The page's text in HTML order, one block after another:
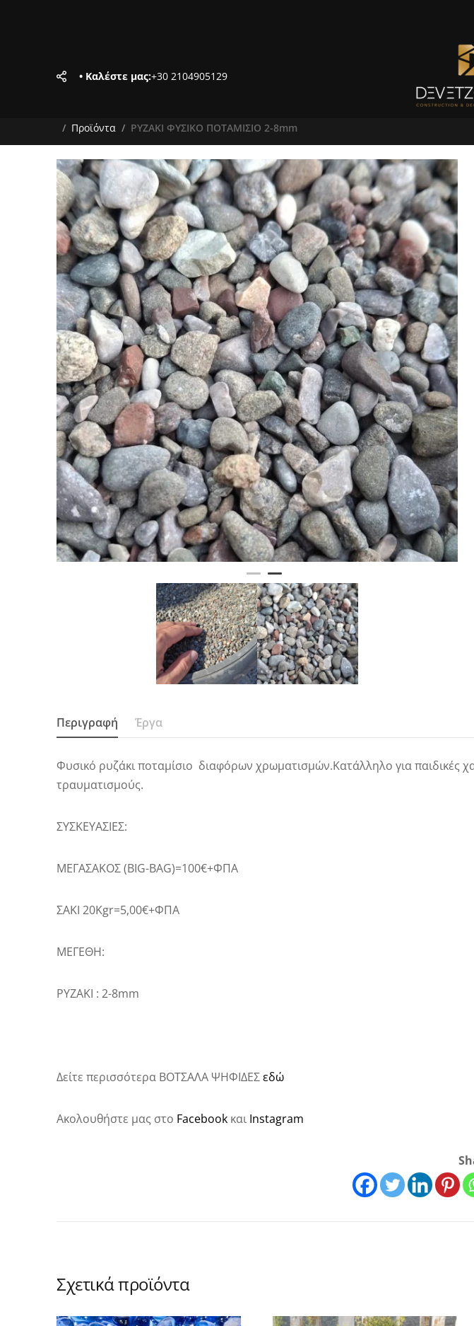
• Καλέστε μας:+30 2104905129
Προϊόντα ΡΥΖΑΚΙ ΦΥΣΙΚΟ ΠΟΤΑΜΙΣΙΟ 2-8mm
Περιγραφή Έργα
Φυσικό ρυζάκι ποταμίσιο διαφόρων χρωματισμών.Κατάλληλο για παιδικές
τραυματισμούς.
ΣΥΣΚΕΥΑΣΙΕΣ:
ΜΕΓΑΣΑΚΟΣ (BIG-BAG)=100€+ΦΠΑ
ΣΑΚΙ 20Kgr=5,00€+ΦΠΑ
ΜΕΓΕΘΗ:
ΡΥΖΑΚΙ : 2-8mm
Δείτε περισσότερα ΒΟΤΣΑΛΑ ΨΗΦΙΔΕΣεδώ
Ακολουθήστε μας στο Facebook και Instagram
Σχετικά προϊόντα